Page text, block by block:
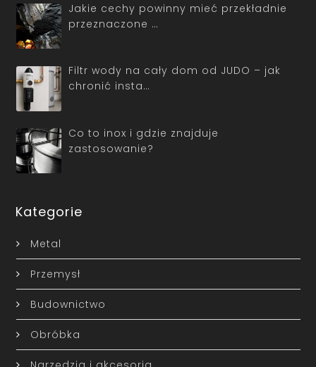
Jakie cechy powinny mieć przekładnie
przeznaczone …
Filtr wody na cały dom od JUDO – jak
chronić insta…
Co to inox i gdzie znajduje
zastosowanie?
Kategorie
Metal
Przemysł
Budownictwo
Obróbka